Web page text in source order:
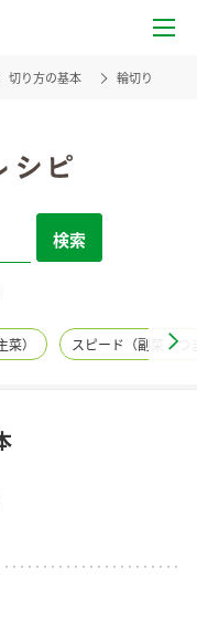
切り方の基本 輪切り
検索
） スピード（副菜・つ